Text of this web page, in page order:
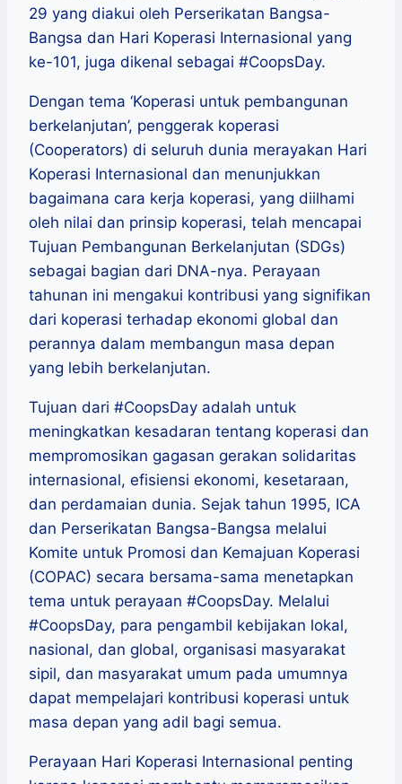
29 yang diakui oleh Perserikatan Bangsa-
Bangsa dan Hari Koperasi Internasional yang
ke-101, juga dikenal sebagai #CoopsDay.
Dengan tema ‘Koperasi untuk pembangunan
berkelanjutan’, penggerak koperasi
(Cooperators) di seluruh dunia merayakan Hari
Koperasi Internasional dan menunjukkan
bagaimana cara kerja koperasi, yang diilhami
oleh nilai dan prinsip koperasi, telah mencapai
Tujuan Pembangunan Berkelanjutan (SDGs)
sebagai bagian dari DNA-nya. Perayaan
tahunan ini mengakui kontribusi yang signifikan
dari koperasi terhadap ekonomi global dan
perannya dalam membangun masa depan
yang lebih berkelanjutan.
Tujuan dari #CoopsDay adalah untuk
meningkatkan kesadaran tentang koperasi dan
mempromosikan gagasan gerakan solidaritas
internasional, efisiensi ekonomi, kesetaraan,
dan perdamaian dunia. Sejak tahun 1995, ICA
dan Perserikatan Bangsa-Bangsa melalui
Komite untuk Promosi dan Kemajuan Koperasi
(COPAC) secara bersama-sama menetapkan
tema untuk perayaan #CoopsDay. Melalui
#CoopsDay, para pengambil kebijakan lokal,
nasional, dan global, organisasi masyarakat
sipil, dan masyarakat umum pada umumnya
dapat mempelajari kontribusi koperasi untuk
masa depan yang adil bagi semua.
Perayaan Hari Koperasi Internasional penting